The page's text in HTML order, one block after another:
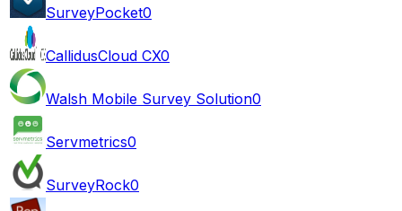
SurveyPocket0
CallidusCloud CX0
Walsh Mobile Survey Solution0
Servmetrics0
SurveyRock0